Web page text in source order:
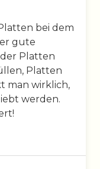
bei dem
gute
Platten
Platten
man wirklich,
werden.